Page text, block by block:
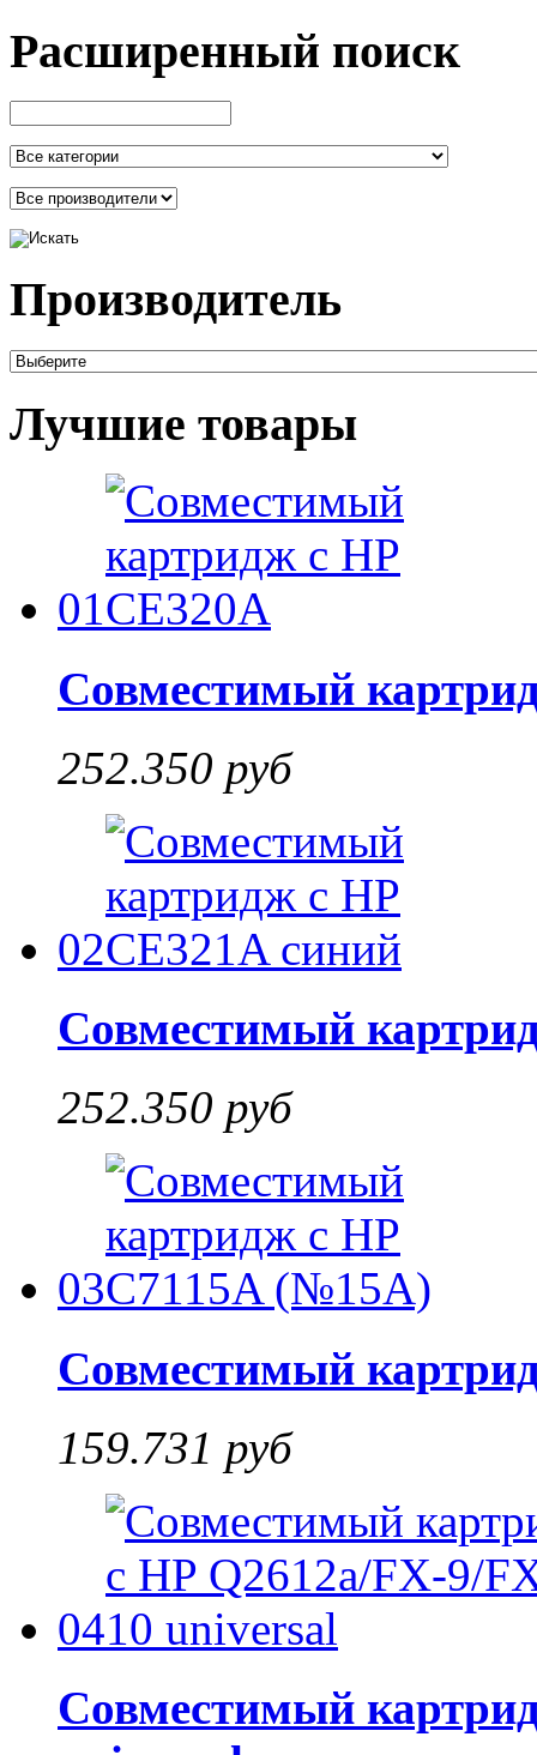
Расширенный поиск
Производитель
Лучшие товары
01
Совместимый
252.350 руб
02
Совместимый
252.350 руб
03
Совместимый
159.731 руб
04
Совместимый